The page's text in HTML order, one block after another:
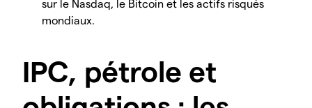
sur le Nasdaq, le Bitcoin et les actifs risqués
mondiaux.
IPC, pétrole et